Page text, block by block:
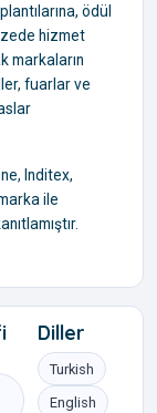
ödül
hizmet
markaların
fuarlar ve
Inditex,
ile
Diller
Turkish
English